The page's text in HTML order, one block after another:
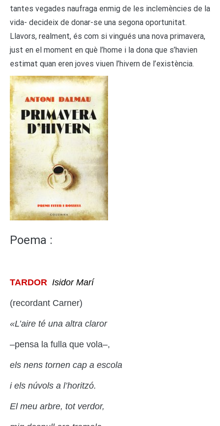
tantes vegades naufraga enmig de les inclemències de la
vida- decideix de donar-se una segona oportunitat.
Llavors, realment, és com si vingués una nova primavera,
just en el moment en què l’home i la dona que s’havien
estimat quan eren joves viuen l’hivern de l’existència.
Poema :
TARDOR Isidor Marí
(recordant Carner)
«L’aire té una altra claror
–pensa la fulla que vola–,
els nens tornen cap a escola
i els núvols a l’horitzó.
El meu arbre, tot verdor,